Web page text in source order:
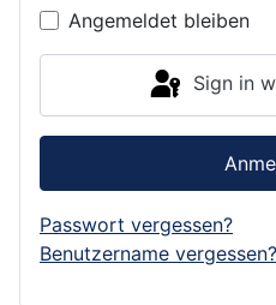
Angemeldet bleiben
Sign in
Passwort vergessen?
Benutzername vergessen?